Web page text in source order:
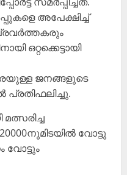
അപേക്ഷിച്ച്
ഒറ്റക്കെട്ടായി
ജനങ്ങളുടെ
വോട്ടു
വോട്ടും